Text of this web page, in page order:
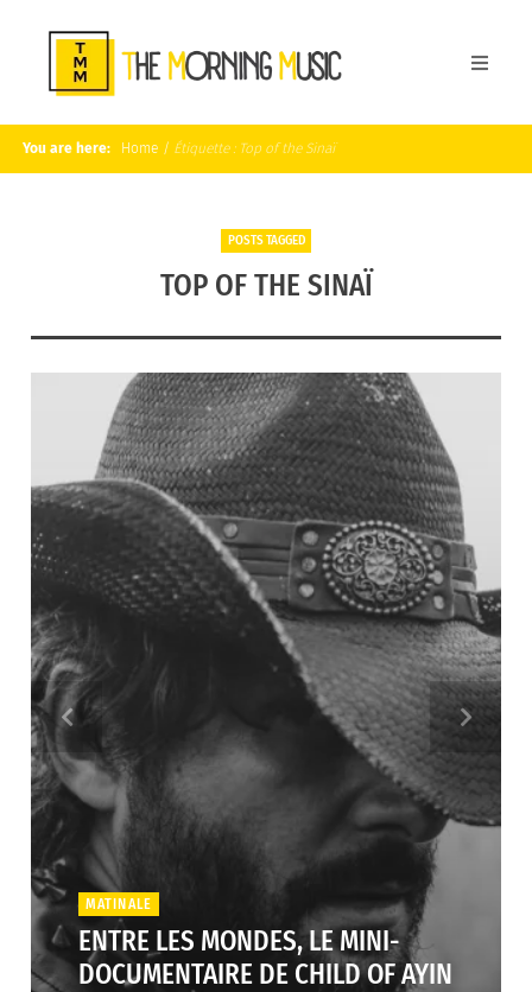
You are here: Home / Étiquette : Top of the Sinaï
POSTS TAGGED
TOP OF THE SINAÏ
MATINALE
ENTRE LES MONDES, LE MINI-
DOCUMENTAIRE DE CHILD OF AYIN